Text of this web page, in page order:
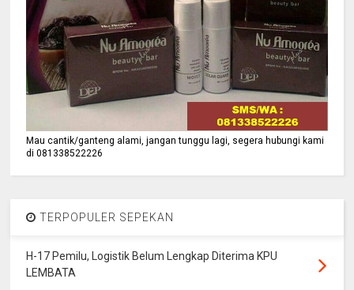
Mau cantik/ganteng alami, jangan tunggu lagi, segera hubungi kami
di 081338522226
TERPOPULER SEPEKAN
H-17 Pemilu, Logistik Belum Lengkap Diterima KPU
LEMBATA